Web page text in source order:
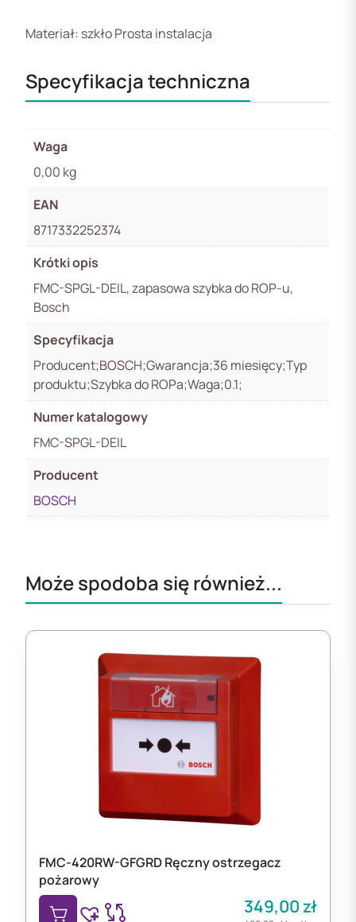
Materiał: szkło Prosta instalacja
Specyfikacja techniczna
Waga
0,00 kg
EAN
8717332252374
Krótki opis
FMC-SPGL-DEIL, zapasowa szybka do ROP-u,
Bosch
Specyfikacja
Producent;BOSCH;Gwarancja;36 miesięcy;Typ
produktu;Szybka do ROPa;Waga;0.1;
Numer katalogowy
FMC-SPGL-DEIL
Producent
BOSCH
Może spodoba się również...
FMC-420RW-GFGRD Ręczny ostrzegacz
pożarowy
349,00zł